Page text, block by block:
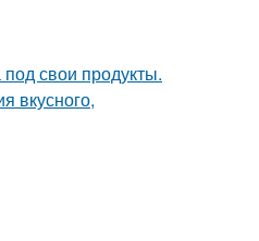
свои продукты.
вкусного,